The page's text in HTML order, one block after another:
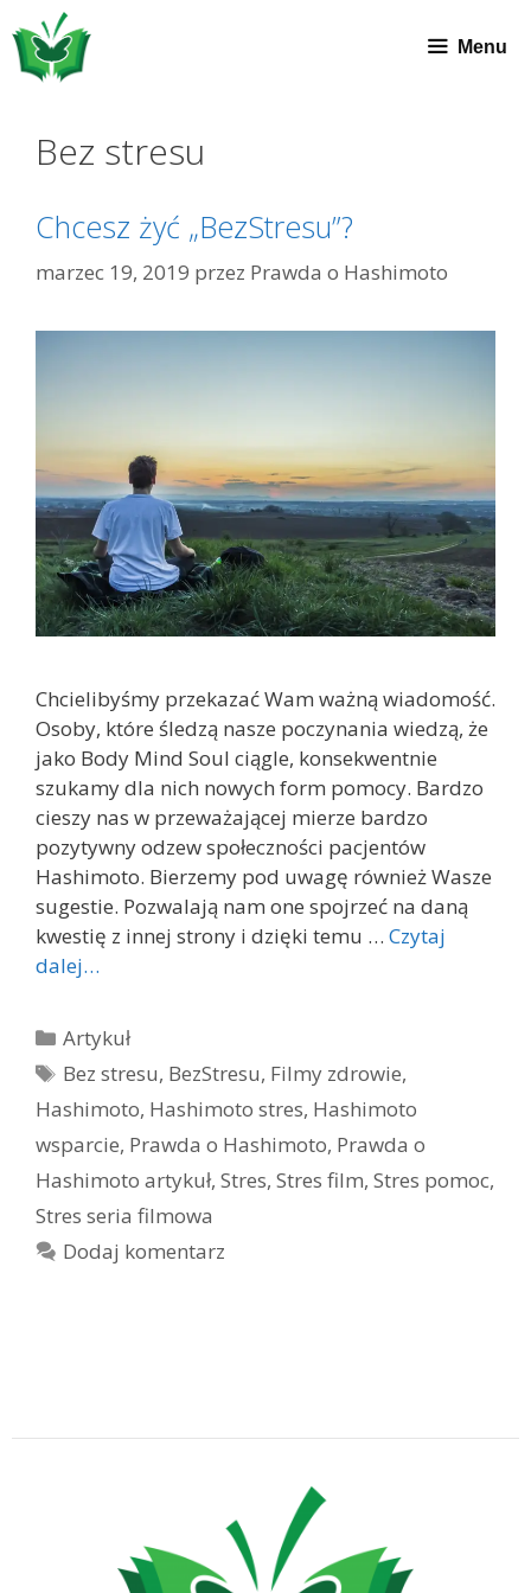
Przeskocz
do
treści
Menu
Bez stresu
Chcesz żyć „BezStresu”?
marzec 19, 2019 przez Prawda o Hashimoto
Chcielibyśmy przekazać Wam ważną wiadomość.
Osoby, które śledzą nasze poczynania wiedzą, że
jako Body Mind Soul ciągle, konsekwentnie
szukamy dla nich nowych form pomocy. Bardzo
cieszy nas w przeważającej mierze bardzo
pozytywny odzew społeczności pacjentów
Hashimoto. Bierzemy pod uwagę również Wasze
sugestie. Pozwalają nam one spojrzeć na daną
kwestię z innej strony i dzięki temu … Czytaj
dalej…
Kategorie
Artykuł
Tagi
Bez stresu, BezStresu, Filmy zdrowie,
Hashimoto, Hashimoto stres, Hashimoto
wsparcie, Prawda o Hashimoto, Prawda o
Hashimoto artykuł, Stres, Stres film, Stres pomoc,
Stres seria filmowa
Dodaj komentarz